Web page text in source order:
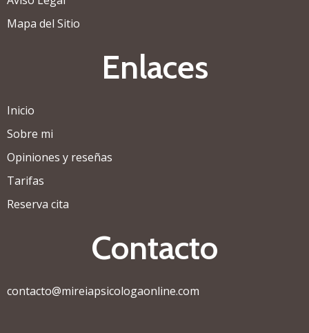
Mapa del Sitio
Enlaces
Inicio
Sobre mi
Opiniones y reseñas
Tarifas
Reserva cita
Contacto
contacto@mireiapsicologaonline.com